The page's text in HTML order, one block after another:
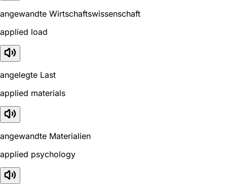
angewandte Wirtschaftswissenschaft
applied load
angelegte Last
applied materials
angewandte Materialien
applied psychology